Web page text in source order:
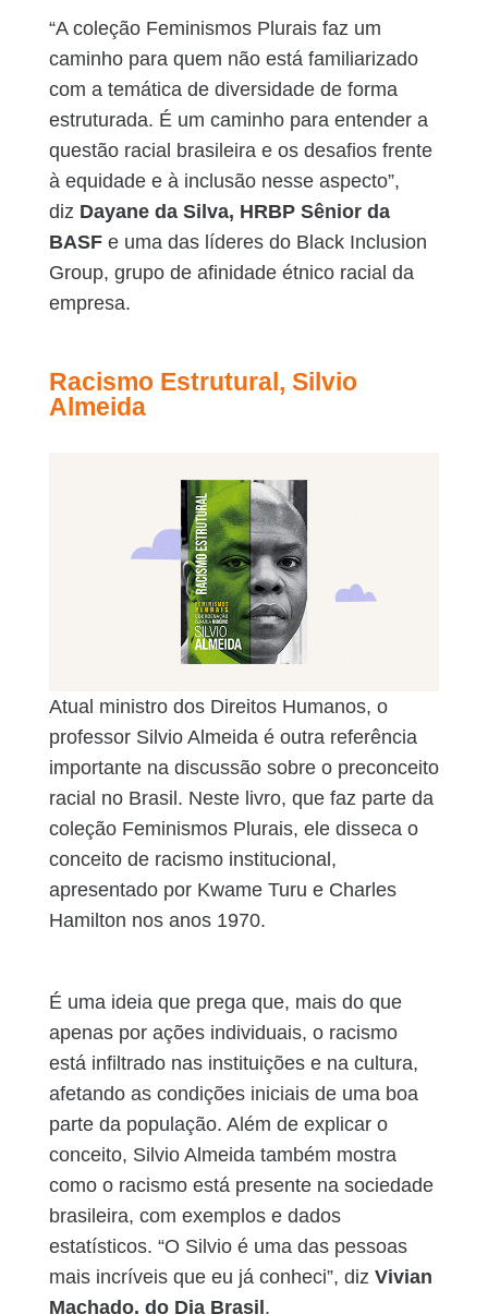
“A coleção Feminismos Plurais faz um
caminho para quem não está familiarizado
com a temática de diversidade de forma
estruturada. É um caminho para entender a
questão racial brasileira e os desafios frente
à equidade e à inclusão nesse aspecto”,
diz Dayane da Silva, HRBP Sênior da
BASFe uma das líderes do Black Inclusion
Group, grupo de afinidade étnico racial da
empresa.
Racismo Estrutural, Silvio
Almeida
Atual ministro dos Direitos Humanos, o
professor Silvio Almeida é outra referência
importante na discussão sobre o preconceito
racial no Brasil. Neste livro, que faz parte da
coleção Feminismos Plurais, ele disseca o
conceito de racismo institucional,
apresentado por Kwame Turu e Charles
Hamilton nos anos 1970.
É uma ideia que prega que, mais do que
apenas por ações individuais, o racismo
está infiltrado nas instituições e na cultura,
afetando as condições iniciais de uma boa
parte da população. Além de explicar o
conceito, Silvio Almeida também mostra
como o racismo está presente na sociedade
brasileira, com exemplos e dados
estatísticos. “O Silvio é uma das pessoas
mais incríveis que eu já conheci”, diz Vivian
Machado, do Dia Brasil.